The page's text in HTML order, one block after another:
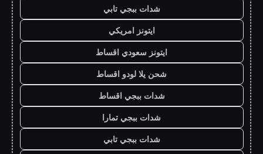
شدات ببجي تابي
ايتونز امريكي
ايتونز سعودي اقساط
شحن يلا لودو اقساط
شدات ببجي اقساط
شدات ببجي تمارا
شدات ببجي تابي